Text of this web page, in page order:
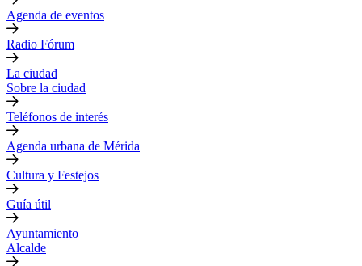
Agenda de eventos
Radio Fórum
La ciudad
Sobre la ciudad
Teléfonos de interés
Agenda urbana de Mérida
Cultura y Festejos
Guía útil
Ayuntamiento
Alcalde